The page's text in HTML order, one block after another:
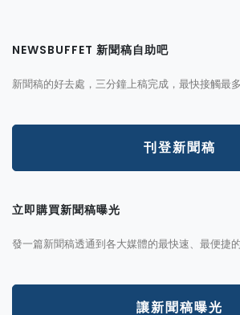
NEWSBUFFET 新聞稿自助吧
新聞稿的好去處，三分鐘上稿完成，最快接觸最
刊登新聞稿
立即購買新聞稿曝光
發一篇新聞稿透通到各大媒體的最快速、最便捷
讓新聞稿曝光